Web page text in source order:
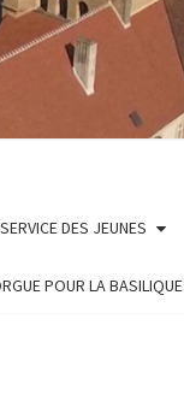
DES JEUNES
POUR LA BASILIQUE